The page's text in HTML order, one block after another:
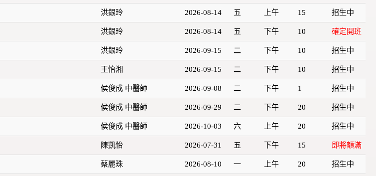
洪銀玲 2026-08-14 五 上午 15 招生中
洪銀玲 2026-08-14 五 下午 10 確定開班
洪銀玲 2026-09-15 二 下午 10 招生中
王怡湘 2026-09-15 二 下午 10 招生中
侯俊成 中醫師 2026-09-08 二 下午 1 招生中
侯俊成 中醫師 2026-09-29 二 下午 20 招生中
侯俊成 中醫師 2026-10-03 六 上午 20 招生中
陳凱怡 2026-07-31 五 下午 15 即將額滿
蔡麗珠 2026-08-10 一 上午 20 招生中